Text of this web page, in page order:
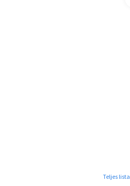
Teljes lista